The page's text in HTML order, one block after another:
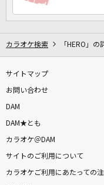
カラオケ検索 「HERO」の
サイトマップ
お問い合わせ
DAM
DAM★とも
カラオケ＠DAM
サイトのご利用について
カラオケご利用にあたっての